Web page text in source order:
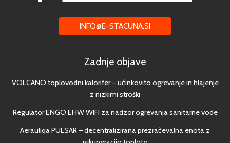
INFO@E-STACUNA.SI
Zadnje objave
VOLCANO toplovodni kalorifer – učinkovito ogrevanje in hlajenje
z nizkimi stroški
Regulator ENGO EHW WIFI za nadzor ogrevanja sanitarne vode
Aerauliqa PULSAR – decentralizirana prezračevalna enota z